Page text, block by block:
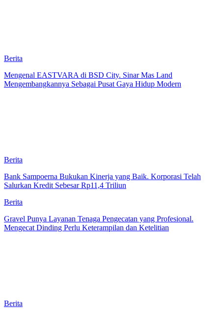
Berita
Mengenal EASTVARA di BSD City. Sinar Mas Land
Mengembangkannya Sebagai Pusat Gaya Hidup Modern
Berita
Bank Sampoerna Bukukan Kinerja yang Baik. Korporasi Telah
Salurkan Kredit Sebesar Rp11,4 Triliun
Berita
Gravel Punya Layanan Tenaga Pengecatan yang Profesional.
Mengecat Dinding Perlu Keterampilan dan Ketelitian
Berita